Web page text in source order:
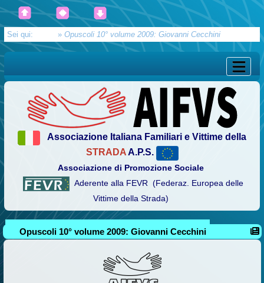
Sei qui: » Opuscoli 10° volume 2009: Giovanni Cecchini
Associazione Italiana Familiari e Vittime della
STRADAA.P.S.
Associazione di Promozione Sociale
Aderente alla FEVR (Federaz. Europea delle
Vittime della Strada)
Opuscoli 10° volume 2009: Giovanni Cecchini